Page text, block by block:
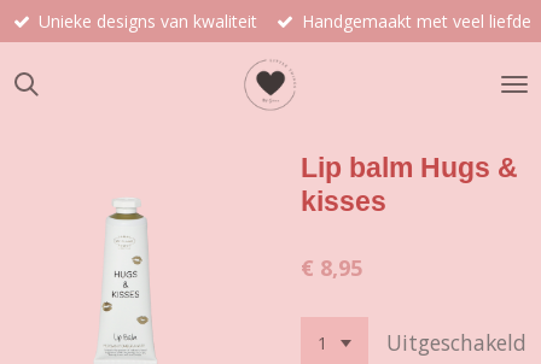
Ga
direct
naar
Unieke designs van kwaliteit Handgemaakt met veel liefde
Lip balm Hugs &
kisses
€ 8,95
Uitgeschakeld